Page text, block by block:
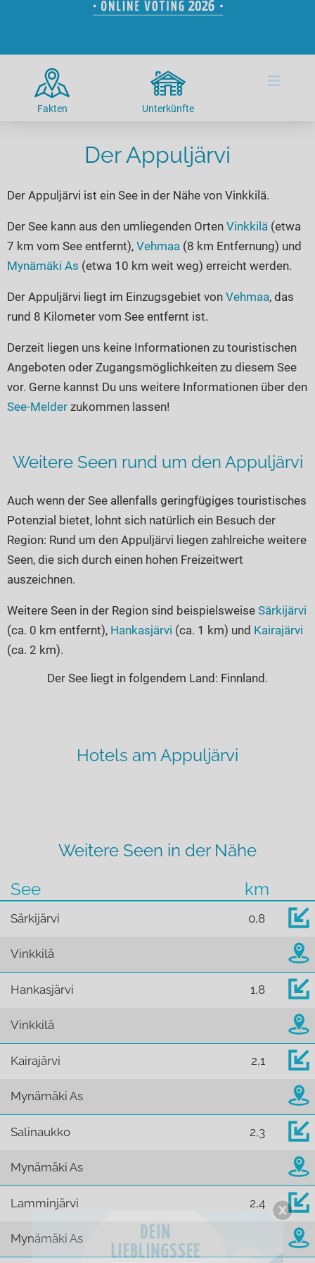
Radtouren am See
Kitesurfen
Kanu- & Kajaktouren
Badeseen in Deutschland
Wellness am See
Romantik Hotels
Urlaub an der Küste
Unterkünfte
Hotels am See
Ferienwohnungen
Kanu- & Kajak-Urlaub
Wanderurlaub
Bikeurlaub
Auszeit & Wellness
Camping am See
Top-Hotels
Familienhotels
Wellness-Hotels
Biohotels
Ausgefallenes
Häuser auf dem Wasser
Hundefreundliche Unterkünfte
Glamping
Seen in Deutschland
Seen in Europa
Überwachte Badestellen
Unsere See-Highlights
Deutschlands schönste Seen
Top Seen nach Bundesländern
Top Seen nach Regionen
Deutschlands Lieblingsseen
Seen in Europa
Österreich
Schweiz
Frankreich
Norwegen
alle Länder…
Fakten Unterkünfte
≡
Der Appuljärvi
Der Appuljärvi ist ein See in der Nähe von Vinkkilä.
Der See kann aus den umliegenden Orten Vinkkilä (etwa
7 km vom See entfernt), Vehmaa (8 km Entfernung) und
Mynämäki As (etwa 10 km weit weg) erreicht werden.
Der Appuljärvi liegt im Einzugsgebiet von Vehmaa, das
rund 8 Kilometer vom See entfernt ist.
Derzeit liegen uns keine Informationen zu touristischen
Angeboten oder Zugangsmöglichkeiten zu diesem See
vor. Gerne kannst Du uns weitere Informationen über den
See-Melder zukommen lassen!
Weitere Seen rund um den Appuljärvi
Auch wenn der See allenfalls geringfügiges touristisches
Potenzial bietet, lohnt sich natürlich ein Besuch der
Region: Rund um den Appuljärvi liegen zahlreiche weitere
Seen, die sich durch einen hohen Freizeitwert
auszeichnen.
Weitere Seen in der Region sind beispielsweise Särkijärvi
(ca. 0 km entfernt), Hankasjärvi (ca. 1 km) und Kairajärvi
(ca. 2 km).
Der See liegt in folgendem Land: Finnland.
Hotels am Appuljärvi
Weitere Seen in der Nähe
See
km
Särkijärvi 0,8
Vinkkilä
Hankasjärvi 1,8
Vinkkilä
Kairajärvi 2,1
Mynämäki As
Salinaukko 2,3
Mynämäki As
Lamminjärvi 2,4
Mynämäki As